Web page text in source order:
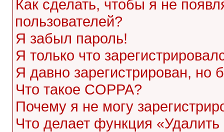
Как сделать, чтобы я не
пользователей?
Я забыл пароль!
Я только что
Я давно зарегистрирован, но
Что такое COPPA?
Почему я не могу
Что делает функция